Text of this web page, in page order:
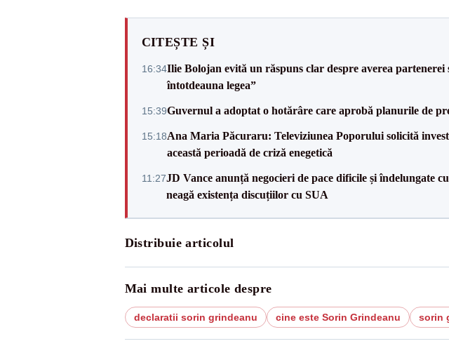
CITEȘTE ȘI
16:34Ilie Bolojan evită un răspuns clar despre averea partenerei
întotdeauna legea”
15:39Guvernul a adoptat o hotărâre care aprobă planurile de
15:18Ana Maria Păcuraru: Televiziunea Poporului solicită
această perioadă de criză enegetică
11:27JD Vance anunță negocieri de pace dificile și îndelungate
neagă existența discuțiilor cu SUA
Distribuie articolul
Mai multe articole despre
declaratii sorin grindeanu cine este Sorin Grindeanu sorin